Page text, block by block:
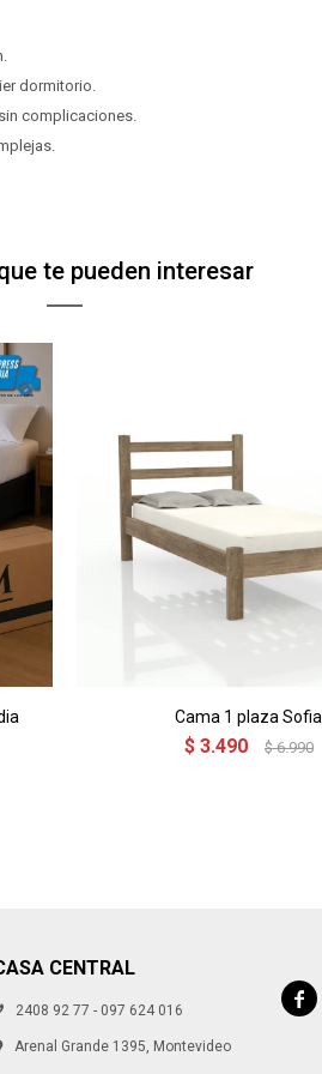
dormitorio.
complicaciones.
te pueden interesar
Cama 1 plaza Sofia
$ 3.490 $ 6.990
CENTRAL
2408 92 77 - 097 624 016
Arenal Grande 1395, Montevideo

Continuar
variar por comercio
Continuar
variar por comercio